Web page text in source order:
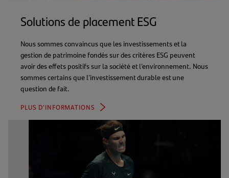
Solutions de placement ESG
Nous sommes convaincus que les investissements et la
gestion de patrimoine fondés sur des critères ESG peuvent
avoir des effets positifs sur la société et l’environnement. Nous
sommes certains que l’investissement durable est une
question de fait.
PLUS D’INFORMATIONS